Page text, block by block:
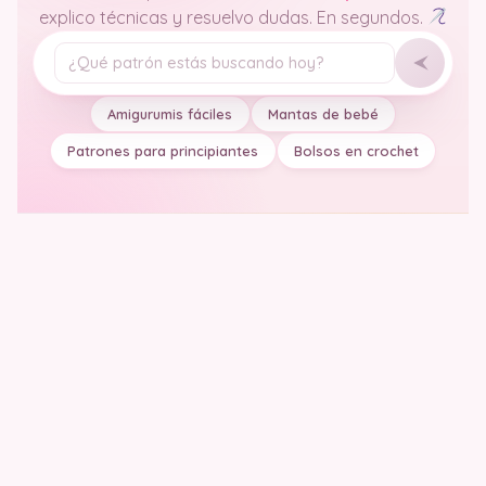
explico técnicas y resuelvo dudas. En segundos.
Tu pregunta
Amigurumis fáciles Mantas de bebé
Patrones para principiantes Bolsos en crochet